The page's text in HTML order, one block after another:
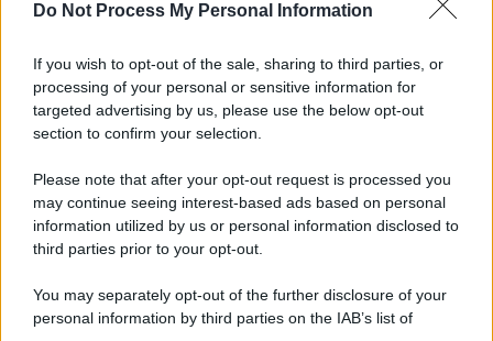
Do Not Process My Personal Information
If you wish to opt-out of the sale, sharing to third parties, or
processing of your personal or sensitive information for
targeted advertising by us, please use the below opt-out
section to confirm your selection.
Please note that after your opt-out request is processed you
may continue seeing interest-based ads based on personal
information utilized by us or personal information disclosed to
third parties prior to your opt-out.
You may separately opt-out of the further disclosure of your
personal information by third parties on the IAB’s list of
Eboli, un'altra notte di sangue: uomo accoltellato
Fiamme vicino al traliccio dell'energia elettrica,
intervengono i pompieri